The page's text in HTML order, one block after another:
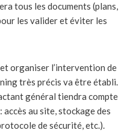
tous les documents (plans,
les valider et éviter les
organiser l’intervention de
très précis va être établi.
général tiendra compte
au site, stockage des
de sécurité, etc.).